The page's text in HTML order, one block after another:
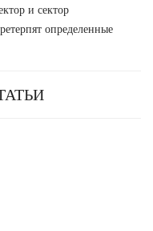
и сектор
определенные